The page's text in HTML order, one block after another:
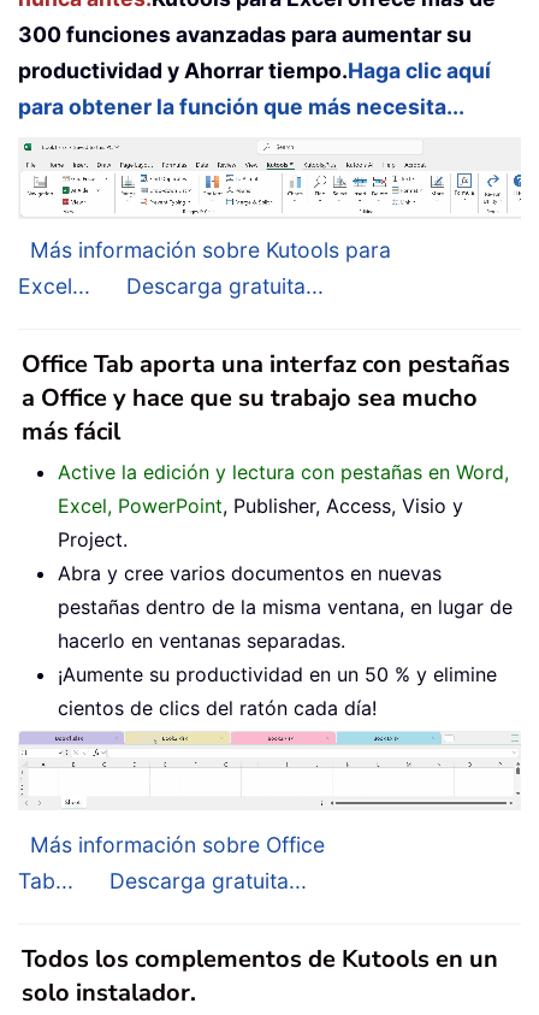
300 funciones avanzadas para aumentar su
productividad y Ahorrar tiempo.Haga clic aquí
para obtener la función que más necesita...
Más información sobre Kutools para
Excel...
Descarga gratuita...
Office Tab aporta una interfaz con pestañas
a Office y hace que su trabajo sea mucho
más fácil
Active la edición y lectura con pestañas en Word,
Excel, PowerPoint, Publisher, Access, Visio y
Project.
Abra y cree varios documentos en nuevas
pestañas dentro de la misma ventana, en lugar de
hacerlo en ventanas separadas.
¡Aumente su productividad en un 50 % y elimine
cientos de clics del ratón cada día!
Más información sobre Office
Tab...
Descarga gratuita...
Todos los complementos de Kutools en un
solo instalador.